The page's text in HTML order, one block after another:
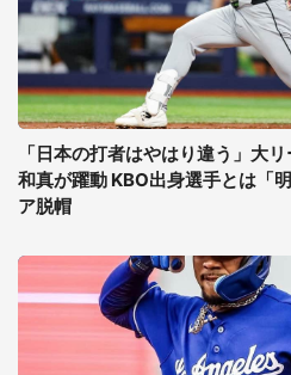
「日本の打者はやはり違う」大
和真が躍動 KBO出身選手とは「
ア脱帽